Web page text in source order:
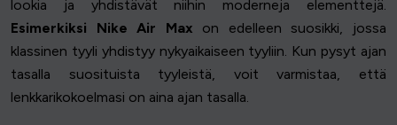
lookia ja yhdistävät niihin moderneja elementtejä.
Esimerkiksi Nike Air Max on edelleen suosikki, jossa
klassinen tyyli yhdistyy nykyaikaiseen tyyliin. Kun pysyt ajan
tasalla suosituista tyyleistä, voit varmistaa, että
lenkkarikokoelmasi on aina ajan tasalla.